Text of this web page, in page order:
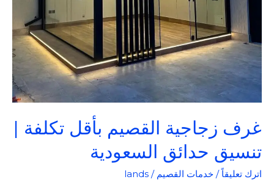
غرف زجاجية القصيم بأقل تكلفة |
تنسيق حدائق السعودية
اترك تعليقاً / خدمات القصيم /
lands